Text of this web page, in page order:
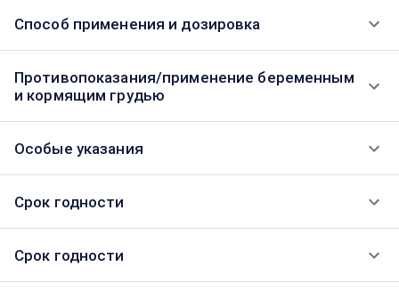
Способ применения и дозировка
Противопоказания/применение беременным
и кормящим грудью
Особые указания
Срок годности
Срок годности